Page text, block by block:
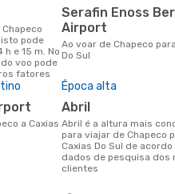
isto pode
e 15 m. No
voo pode
fatores
Serafin Enoss Bertaso
Airport
Ao voar de Chapeco para Caxias
Do Sul
Época alta
abril
abril é a altura mais concorrida
para viajar de Chapeco
Caxias Do Sul de
dados de pesquisa dos
clientes